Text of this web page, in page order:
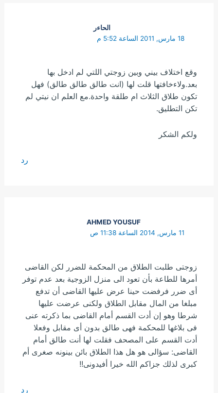
الحاءر
18 مارس, 2011 الساعة 5:52 م
وقع اختلاف بيني وبين زوجتي اللتي لم ادخل بها
بعد.ولاءخافتها قلت لها (انت طالق طالق طالق) فهل
تكون طلاق الثلاث ام طلقة واحدة.مع العلم ان نيتي لم
تكن التطليق.
ولكم الشكر
رد
AHMED YOUSUF
11 مارس, 2014 الساعة 11:38 ص
زوجتى طلبت الطلاق من المحكمة للضرر لكن القاضى
أمرها للطاعة بأن تعود الى منزل الزوجية بعد عدم توفر
أى ضرر فرفضت حينا عرض عليها القاضى أن تدفع
مبلغا من المال مقابل الطلاق ولكنى عرضت عليها
شرطا وهو إن أدت القسم أمام القاضى بما ذكرته عنى
فى بلاغها للمحكمة فهى طالق بدون أى مقابل وفعلا
أدت القسم على المصحف فقلت لها أنت طالق أمام
القاضى: سؤالى هو هل هذا الطلاق بائن بينونه صغرى أم
كبرى لذلك جزاكم الله خيرا أفيدونى!!
رد